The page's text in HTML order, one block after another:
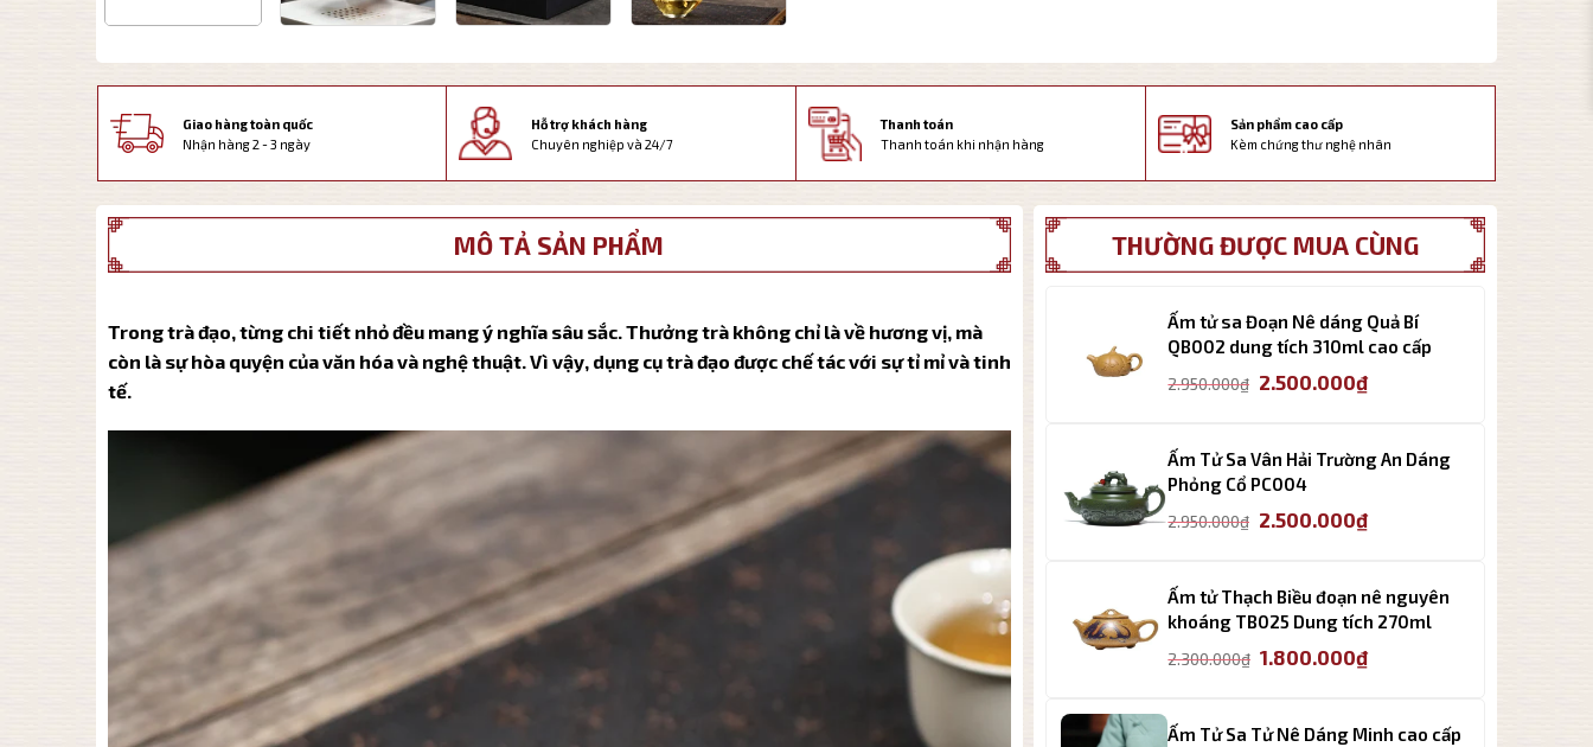
Giao hàng toàn quốc
Nhận hàng 2 - 3 ngày
Hỗ trợ khách hàng
Chuyên nghiệp và 24/7
Thanh toán
Thanh toán khi nhận hàng
Sản phẩm cao cấp
Kèm chứng thư nghệ nhân
MÔ TẢ SẢN PHẨM
Trong trà đạo, từng chi tiết nhỏ đều mang ý nghĩa sâu sắc. Thưởng trà không chỉ là về hương vị, mà
còn là sự hòa quyện của văn hóa và nghệ thuật. Vì vậy, dụng cụ trà đạo được chế tác với sự tỉ mỉ và tinh
tế.
THƯỜNG ĐƯỢC MUA CÙNG
Ấm tử sa Đoạn Nê dáng Quả Bí
QB002 dung tích 310ml cao cấp
2.950.000₫ Giá
2.950.000₫.
2.500.000₫Giá
là:
Ấm Tử Sa Vân Hải Trường An Dáng
Phỏng Cổ PC004
2.950.000₫ Giá
2.950.000₫.
2.500.000₫Giá
là:
2.500.000₫.
Ấm tử Thạch Biều đoạn nê nguyên
khoáng TB025 Dung tích 270ml
2.300.000₫ Giá
2.300.000₫.
1.800.000₫Giá
là:
Ấm Tử Sa Tử Nê Dáng Minh cao cấp